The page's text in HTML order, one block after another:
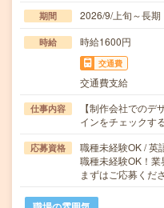
期間 2026/9/上旬～長
時給 時給1600円
交通費
交通費支給
仕事内容
【制作会社での
インをチェックす
応募資格
職種未経験OK / 英
職種未経験OK！業
まずはご応募くだ